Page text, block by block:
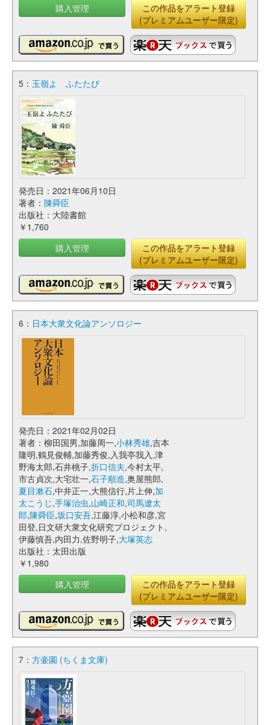
購入管理
この作品をアラート登録
(プレミアムユーザー限定)
5： 玉嶺よ ふたたび
発売日：2021年06月10日
著者： 陳舜臣
出版社：大陸書館
￥1,760
購入管理
この作品をアラート登録
(プレミアムユーザー限定)
6： 日本大衆文化論アンソロジー
発売日：2021年02月02日
著者：柳田国男,加藤周一,小林秀雄,吉本
隆明,鶴見俊輔,加藤秀俊,入我亭我入,津
野海太郎,石井桃子,折口信夫,今村太平,
市古貞次,大宅壮一,石子順造,奥屋熊郎,
夏目漱石,中井正一,大熊信行,片上伸,加
太こうじ,手塚治虫,山崎正和,司馬遼太
郎,陳舜臣,坂口安吾,江藤淳,小松和彦,宮
田登,日文研大衆文化研究プロジェクト,
伊藤慎吾,内田力,佐野明子,大塚英志
出版社：太田出版
￥1,980
購入管理
この作品をアラート登録
(プレミアムユーザー限定)
7： 方壷園 (ちくま文庫)